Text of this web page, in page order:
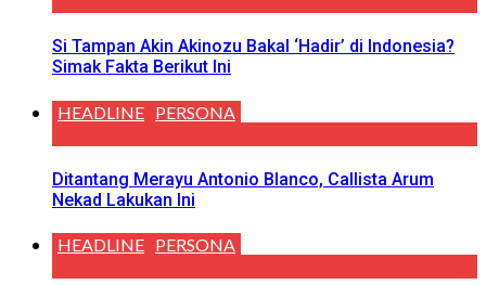
Si Tampan Akin Akinozu Bakal ‘Hadir’ di Indonesia?
Simak Fakta Berikut Ini
HEADLINE PERSONA
Ditantang Merayu Antonio Blanco, Callista Arum
Nekad Lakukan Ini
HEADLINE PERSONA